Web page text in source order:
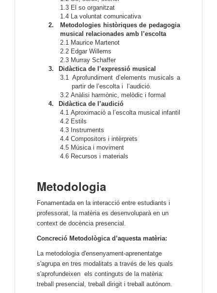
1.3 El so organitzat
1.4 La voluntat comunicativa
2.
Metodologies històriques de pedagogia
musical relacionades amb l’escolta
2.1 Maurice Martenot
2.2 Edgar Willems
2.3 Murray Schaffer
3.
Didàctica de l’expressió musical
3.1
Aprofundiment d’elements musicals a
partir de l’escolta i l’audició.
3.2 Anàlisi harmònic, melòdic i formal
4.
Didàctica de l’audició
4.1 Aproximació a l’escolta musical infantil
4.2 Estils
4.3 Instruments
4.4 Compositors i intèrprets
4.5 Música i moviment
4.6 Recursos i materials
Metodologia
Fonamentada en la interacció entre estudiants i
professorat, la matèria es desenvoluparà en un
context de docència presencial.
Concreció Metodològica d’aquesta matèria:
La metodologia d'ensenyament-aprenentatge
s'agrupa en tres modalitats a través de les quals
s'aprofundeixen els continguts de la matèria:
treball presencial, treball dirigit i treball autònom.